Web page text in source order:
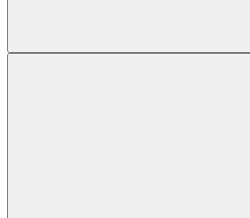
Suchen